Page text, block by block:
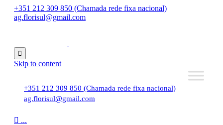
+351 212 309 850 (Chamada rede fixa nacional)
ag.florisul@gmail.com

Skip to content
+351 212 309 850 (Chamada rede fixa nacional)
ag.florisul@gmail.com
 ...